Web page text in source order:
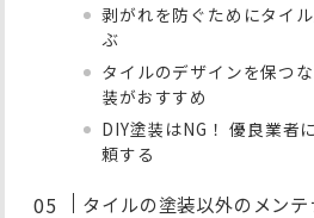
剥がれを防ぐためにタイ
ぶ
タイルのデザインを保つ
装がおすすめ
DIY塗装はNG！ 優良業者
頼する
タイルの塗装以外のメン